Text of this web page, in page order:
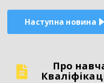
Наступна новина
Про